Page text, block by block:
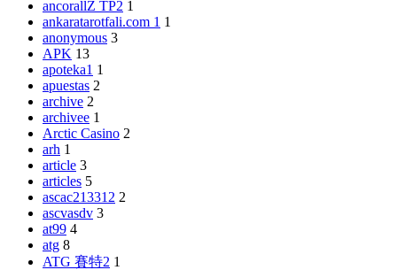
ancorallZ TP2 1
ankaratarotfali.com 1 1
anonymous 3
APK 13
apoteka1 1
apuestas 2
archive 2
archivee 1
Arctic Casino 2
arh 1
article 3
articles 5
ascac213312 2
ascvasdv 3
at99 4
atg 8
ATG 賽特2 1